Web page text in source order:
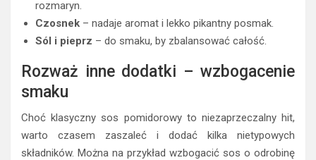
rozmaryn.
Czosnek – nadaje aromat i lekko pikantny posmak.
Sól i pieprz – do smaku, by zbalansować całość.
Rozważ inne dodatki – wzbogacenie
smaku
Choć klasyczny sos pomidorowy to niezaprzeczalny hit,
warto czasem zaszaleć i dodać kilka nietypowych
składników. Można na przykład wzbogacić sos o odrobinę